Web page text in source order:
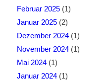
Februar 2025(1)
Januar 2025(2)
Dezember 2024(1)
November 2024(1)
Mai 2024(1)
Januar 2024(1)